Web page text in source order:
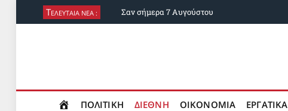
ΤΕΛΕΥΤΑΙΑ ΝΕΑ : Σαν σήμερα 7 Αυγούστου
ΠΟΛΙΤΙΚΗ ΔΙΕΘΝΗ ΟΙΚΟΝΟΜΙΑ ΕΡΓΑΤΙΚΑ